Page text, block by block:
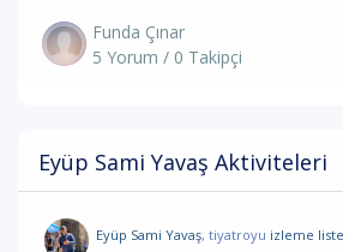
Funda Çınar
5 Yorum / 0 Takipçi
Eyüp Sami Yavaş Aktiviteleri
Eyüp Sami Yavaş, tiyatroyu izleme